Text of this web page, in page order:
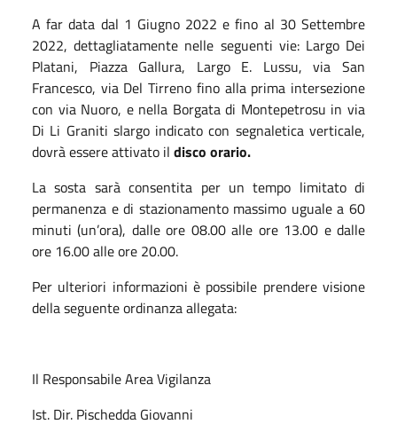
A far data dal 1 Giugno 2022 e fino al 30 Settembre
2022, dettagliatamente nelle seguenti vie: Largo Dei
Platani, Piazza Gallura, Largo E. Lussu, via San
Francesco, via Del Tirreno fino alla prima intersezione
con via Nuoro, e nella Borgata di Montepetrosu in via
Di Li Graniti slargo indicato con segnaletica verticale,
dovrà essere attivato il disco orario.
La sosta sarà consentita per un tempo limitato di
permanenza e di stazionamento massimo uguale a 60
minuti (un’ora), dalle ore 08.00 alle ore 13.00 e dalle
ore 16.00 alle ore 20.00.
Per ulteriori informazioni è possibile prendere visione
della seguente ordinanza allegata:
Il Responsabile Area Vigilanza
Ist. Dir. Pischedda Giovanni